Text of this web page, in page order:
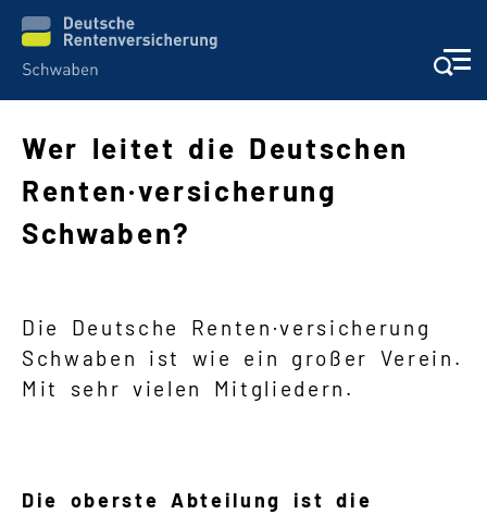
Suche
Language
Leichte Sprache
Wer leitet die Deutschen
Renten·versicherung
Schwaben?
Die Deutsche Renten·versicherung
Schwaben ist wie ein großer Verein.
Mit sehr vielen Mitgliedern.
Die oberste Abteilung ist die